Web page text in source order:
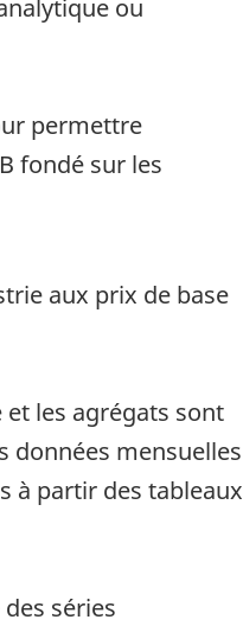
ou
permettre
fondé sur les
aux prix de base
les agrégats sont
données mensuelles
à partir des tableaux
séries